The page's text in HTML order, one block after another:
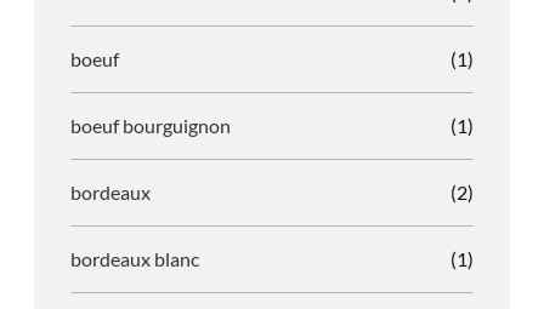
boeuf (1)
boeuf bourguignon (1)
bordeaux (2)
bordeaux blanc (1)